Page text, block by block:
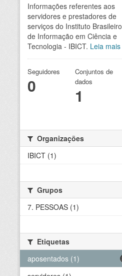
Informações referentes aos
servidores e prestadores de
serviços do Instituto Brasileiro
de Informação em Ciência e
Tecnologia - IBICT. Leia mais
Seguidores
0
Conjuntos de
dados
1
Organizações
IBICT (1)
Grupos
7. PESSOAS (1)
Etiquetas
aposentados (1)